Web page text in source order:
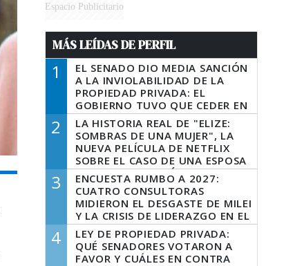
Espacio Publicitario
MÁS LEÍDAS DE PERFIL
1
EL SENADO DIO MEDIA SANCIÓN
A LA INVIOLABILIDAD DE LA
PROPIEDAD PRIVADA: EL
GOBIERNO TUVO QUE CEDER EN
LA LEY DEL MANEJO DEL FUEGO
2
LA HISTORIA REAL DE "ELIZE:
SOMBRAS DE UNA MUJER", LA
NUEVA PELÍCULA DE NETFLIX
SOBRE EL CASO DE UNA ESPOSA
QUE DESCUARTIZÓ A SU
MARIDO
3
ENCUESTA RUMBO A 2027:
CUATRO CONSULTORAS
MIDIERON EL DESGASTE DE MILEI
Y LA CRISIS DE LIDERAZGO EN EL
PERONISMO
4
LEY DE PROPIEDAD PRIVADA:
QUÉ SENADORES VOTARON A
FAVOR Y CUÁLES EN CONTRA